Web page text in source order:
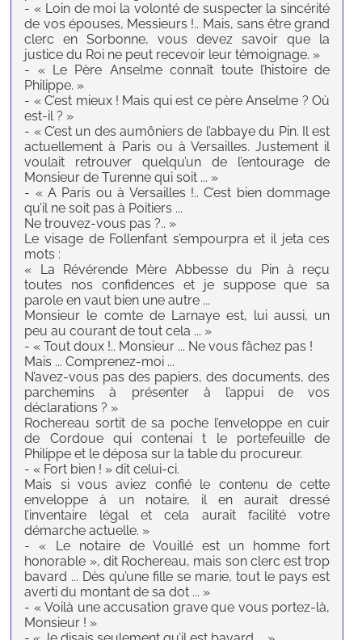
- « Loin de moi la volonté de suspecter la sincérité
de vos épouses, Messieurs !.. Mais, sans être grand
clerc en Sorbonne, vous devez savoir que la
justice du Roi ne peut recevoir leur témoignage. »
- « Le Père Anselme connaît toute l’histoire de
Philippe. »
- « C’est mieux ! Mais qui est ce père Anselme ? Où
est-il ? »
- « C’est un des aumôniers de l’abbaye du Pin. Il est
actuellement à Paris ou à Versailles. Justement il
voulait retrouver quelqu’un de l’entourage de
Monsieur de Turenne qui soit ... »
- « A Paris ou à Versailles !.. C’est bien dommage
qu’il ne soit pas à Poitiers ...
Ne trouvez-vous pas ?.. »
Le visage de Follenfant s’empourpra et il jeta ces
mots :
« La Révérende Mère Abbesse du Pin à reçu
toutes nos confidences et je suppose que sa
parole en vaut bien une autre ...
Monsieur le comte de Larnaye est, lui aussi, un
peu au courant de tout cela ... »
- « Tout doux !.. Monsieur ... Ne vous fâchez pas !
Mais ... Comprenez-moi ...
N’avez-vous pas des papiers, des documents, des
parchemins à présenter à l’appui de vos
déclarations ? »
Rochereau sortit de sa poche l’enveloppe en cuir
de Cordoue qui contenai t le portefeuille de
Philippe et le déposa sur la table du procureur.
- « Fort bien ! » dit celui-ci.
Mais si vous aviez confié le contenu de cette
enveloppe à un notaire, il en aurait dressé
l’inventaire légal et cela aurait facilité votre
démarche actuelle. »
- « Le notaire de Vouillé est un homme fort
honorable », dit Rochereau, mais son clerc est trop
bavard ... Dès qu’une fille se marie, tout le pays est
averti du montant de sa dot ... »
- « Voilà une accusation grave que vous portez-là,
Monsieur ! »